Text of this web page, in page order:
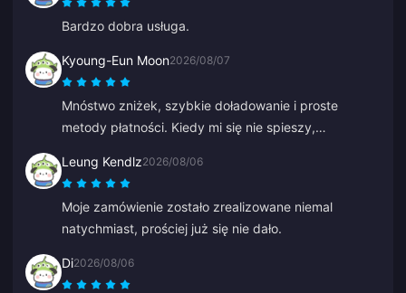
Bardzo dobra usługa.
Kyoung-Eun Moon2026/08/07
Mnóstwo zniżek, szybkie doładowanie i proste
metody płatności. Kiedy mi się nie spieszy,
do doładowywania diamentów, poleciłem już kilku
znajomym.
Leung Kendlz2026/08/06
Moje zamówienie zostało zrealizowane niemal
natychmiast, prościej już się nie dało.
Di2026/08/06